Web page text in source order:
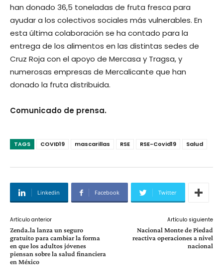
han donado 36,5 toneladas de fruta fresca para
ayudar a los colectivos sociales más vulnerables. En
esta última colaboración se ha contado para la
entrega de los alimentos en las distintas sedes de
Cruz Roja con el apoyo de Mercasa y Tragsa, y
numerosas empresas de Mercalicante que han
donado la fruta distribuida.
Comunicado de prensa.
TAGS COVID19 mascarillas RSE RSE-Covid19 Salud
Linkedin Facebook Twitter
Artículo anterior
Zenda.la lanza un seguro
gratuito para cambiar la forma
en que los adultos jóvenes
piensan sobre la salud financiera
en México
Artículo siguiente
Nacional Monte de Piedad
reactiva operaciones a nivel
nacional